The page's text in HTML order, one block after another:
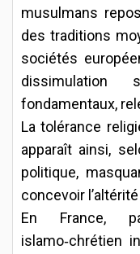
musulmans
des traditions
sociétés
dissimulation
fondamentaux,
La tolérance
apparaît ainsi,
politique,
concevoir
En France,
islamo‑chrétien